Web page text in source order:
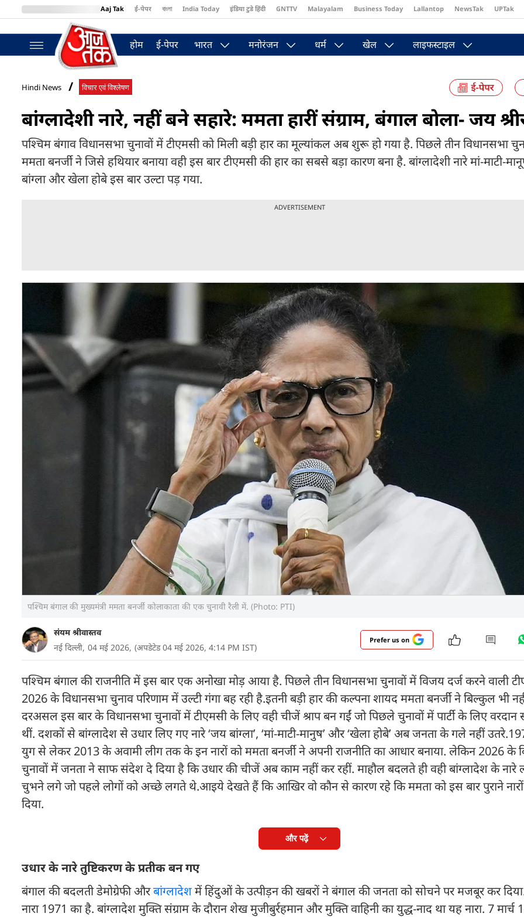
Aaj Tak ई-पेपर বাংলা India Today इंडिया टुडे हिंदी GNTTV Malayalam Business Today Lallantop NewsTak UPTak
BT Bazaar
होम ई-पेपर भारत मनोरंजन धर्म खेल लाइफस्टाइल
Hindi News विचार एवं विश्लेषण
बांग्लादेशी नारे, नहीं बने सहारे: ममता हारीं संग्राम, बंगाल बोला- जय
पश्चिम बंगाव विधानसभा चुनावों में टीएमसी को मिली बड़ी हार का मूल्यांकल अब शुरू हो गया है. पिछले तीन विधानसभा
ममता बनर्जी ने जिसे हथियार बनाया वही इस बार टीएमसी की हार का सबसे बड़ा कारण बना है. बांग्लादेशी नारे मां-माटी-
बांग्ला और खेला होबे इस बार उल्टा पड़ गया.
ADVERTISEMENT
पश्चिम बंगाल की मुख्यमंत्री ममता बनर्जी कोलाकाता की एक चुनावी रैली में. (Photo: PTI)
संयम श्रीवास्तव
नई दिल्ली, 04 मई 2026, (अपडेटेड 04 मई 2026, 4:14 PM IST)
Prefer us on
पश्चिम बंगाल की राजनीति में इस बार एक अनोखा मोड़ आया है. पिछले तीन विधानसभा चुनावों में विजय दर्ज करने वाली
2026 के विधानसभा चुनाव परिणाम में उल्टी गंगा बह रही है.इतनी बड़ी हार की कल्पना शायद ममता बनर्जी ने बिल्कुल भी
दरअसल इस बार के विधानसभा चुनावों में टीएमसी के लिए वही चीजें श्राप बन गईं जो पिछले चुनावों में पार्टी के लिए वरदान
थीं. दशकों से बांग्लादेश से उधार लिए गए नारे ‘जय बांग्ला’, ‘मां-माटी-मानुष’ और ‘खेला होबे’ अब जनता के गले नहीं
युग से लेकर 2013 के अवामी लीग तक के इन नारों को ममता बनर्जी ने अपनी राजनीति का आधार बनाया. लेकिन 2026 के
चुनावों में जनता ने साफ संदेश दे दिया है कि उधार की चीजें अब काम नहीं कर रहीं. माहौल बदलते ही वही बांग्लादेश के नारे
चुभने लगे जो पहले लोगों को अच्छे लगते थे.आइये देखते हैं कि आखिर वो कौन से कारण रहे कि ममता को इस बार पुराने
दिया.
और पढ़ें
उधार के नारे तुष्टिकरण के प्रतीक बन गए
बंगाल की बदलती डेमोग्रेफी औरबांग्लादेशमें हिंदुओं के उत्पीड़न की खबरों ने बंगाल की जनता को सोचने पर मजबूर कर दिया.
नारा 1971 का है. बांग्लादेश मुक्ति संग्राम के दौरान शेख मुजीबुर्रहमान और मुक्ति वाहिनी का युद्ध-नाद था यह नारा. 7 मार्च